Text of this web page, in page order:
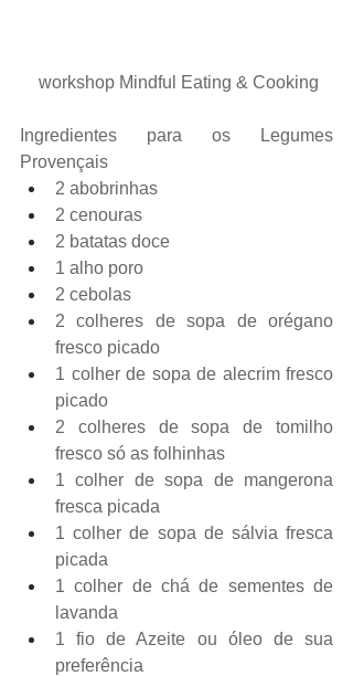
workshop Mindful Eating & Cooking
Ingredientes para os Legumes
Provençais
2 abobrinhas
2 cenouras
2 batatas doce
1 alho poro
2 cebolas
2 colheres de sopa de orégano
fresco picado
1 colher de sopa de alecrim fresco
picado
2 colheres de sopa de tomilho
fresco só as folhinhas
1 colher de sopa de mangerona
fresca picada
1 colher de sopa de sálvia fresca
picada
1 colher de chá de sementes de
lavanda
1 fio de Azeite ou óleo de sua
preferência